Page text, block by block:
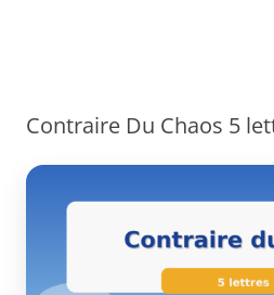
Contraire Du Chaos 5